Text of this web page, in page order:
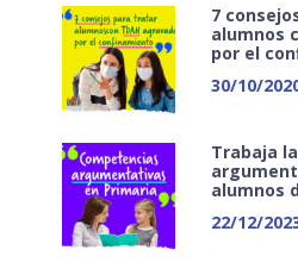
7
alumnos
por el
30/10/
Trabaja
alumnos
22/12/